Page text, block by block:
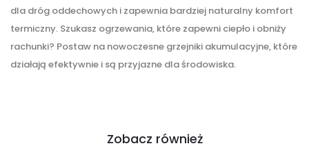
dla dróg oddechowych i zapewnia bardziej naturalny komfort
termiczny. Szukasz ogrzewania, które zapewni ciepło i obniży
rachunki? Postaw na nowoczesne grzejniki akumulacyjne, które
działają efektywnie i są przyjazne dla środowiska.
Zobacz również